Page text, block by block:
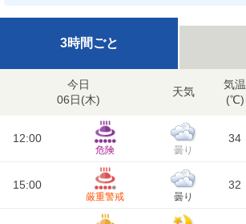
3時間ごと
今日
06日(木)
天気
気温
(℃)
12:00
危険 曇り
34
15:00
厳重警戒 曇り
32